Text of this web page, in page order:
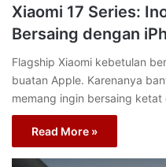
Xiaomi 17 Series:
Bersaing dengan
Flagship Xiaomi kebetulan
buatan Apple. Karenanya
memang ingin bersaing
Read More »